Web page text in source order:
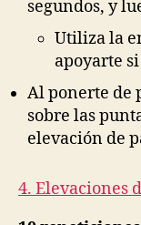
segundos, y
Utiliza la
apoyarte
Al ponerte de
sobre las
elevación de
4. Elevaciones